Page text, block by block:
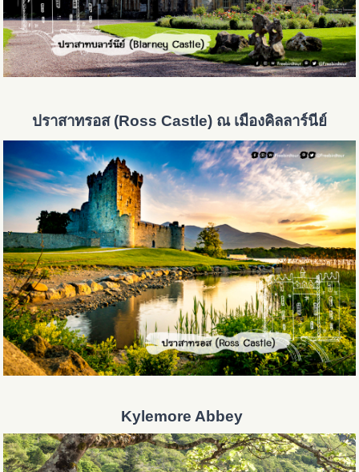
ปราสาทรอส (Ross Castle) ณ เมืองคิลลาร์นีย์
Kylemore Abbey